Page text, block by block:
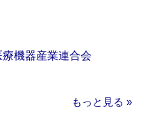
機器産業連合会
もっと見る »